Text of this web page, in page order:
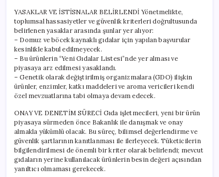
YASAKLAR VE İSTİSNALAR BELİRLENDİ Yönetmelikte,
toplumsal hassasiyetler ve güvenlik kriterleri doğrultusunda
belirlenen yasaklar arasında şunlar yer alıyor:
– Domuz ve böcek kaynaklı gıdalar için yapılan başvurular
kesinlikle kabul edilmeyecek.
– Bu ürünlerin “Yeni Gıdalar Listesi”nde yer alması ve
piyasaya arz edilmesi yasaklandı.
– Genetik olarak değiştirilmiş organizmalara (GDO) ilişkin
ürünler, enzimler, katkı maddeleri ve aroma vericileri kendi
özel mevzuatlarına tabi olmaya devam edecek.
ONAY VE DENETİM SÜRECİ Gıda işletmecileri, yeni bir ürün
piyasaya sürmeden önce Bakanlık ile danışmak ve onay
almakla yükümlü olacak. Bu süreç, bilimsel değerlendirme ve
güvenlik şartlarının kanıtlanması ile ilerleyecek. Tüketicilerin
bilgilendirilmesi de önemli bir kriter olarak belirlendi; mevcut
gıdaların yerine kullanılacak ürünlerin besin değeri açısından
yanıltıcı olmaması gerekecek.